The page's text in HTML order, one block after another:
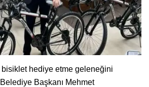
bisiklet hediye etme geleneğini
Başkanı Mehmet